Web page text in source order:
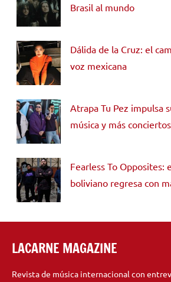
Brasil al mundo
Dálida de la Cruz: el
voz mexicana
Atrapa Tu Pez impulsa
música y más conciertos
Fearless To Opposites:
boliviano regresa con
LACARNE MAGAZINE
Revista de música internacional con